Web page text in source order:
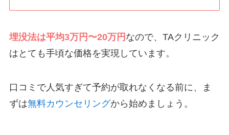
埋没法は平均3万円〜20万円 なので、TAクリニック
はとても手頃な価格を実現しています。
口コミで人気すぎて予約が取れなくなる前に、ま
ずは無料カウンセリングから始めましょう。